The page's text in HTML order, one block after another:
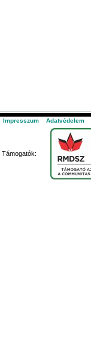
Impresszum Adatvédelem
Támogatók: